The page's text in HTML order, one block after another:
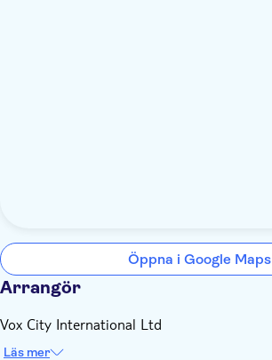
Öppna i Google Maps
Arrangör
Vox City International Ltd
Läs mer